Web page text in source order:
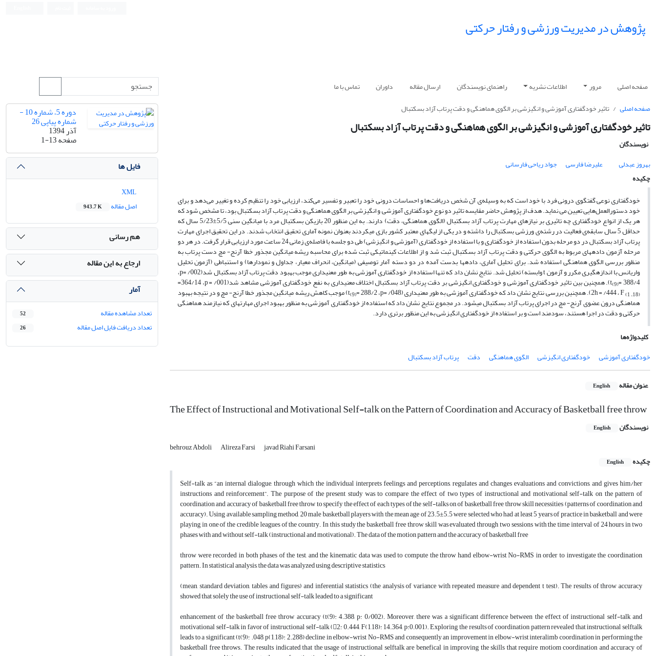
پژوهش در مدیریت ورزشی و رفتار حرکتی
صفحه اصلی مرور اطلاعات نشریه راهنمای نویسندگان ارسال مقاله داوران
تماس با ما
صفحه اصلی
تاثیر خودگفتاری آموزشی و انگیزشی بر الگوی هماهنگی و دقت پرتاب آزاد بسکتبال
تاثیر خودگفتاری آموزشی و انگیزشی بر الگوی هماهنگی و دقت پرتاب آزاد بسکتبال
نویسندگان
بهروز عبدلی
علیرضا فارسی
جواد ریاحی فارسانی
چکیده
خودگفتاری نوعی گفتگوی درونی فرد با خود است که به وسیله‌ی آن شخص دریافت‌ها و احساسات درونی خود را تعبیر و تفسیر می‌کند، ارزیابی خود را تنظیم کرده و تغییر می‌دهد و برای
خود دستورالعمل‌هایی تعیین می نماید. هدف از پژوهش حاضر مقایسه تاثیر دو نوع خودگفتاری آموزشی و انگیزشی بر الگوی هماهنگی و دقت پرتاب آزاد بسکتبال بود، تا مشخص شود که
هر یک از انواع خودگفتاری چه تاثیری بر نیاز‌های مهارت پرتاب آزاد بسکتبال (الگوی هماهنگی، دقت) دارند. به این منظور 20 بازیکن بسکتبال مرد با میانگین سنی 5/5±5/23 سال که
حداقل 5 سال سابقه‌‌ی فعالیت در رشته‌‌ی ورزشی بسکتبال را داشته و در یکی از لیگ­های معتبر کشور بازی می­کردند بعنوان نمونه آماری تحقیق انتخاب ‌شدند. در این تحقیق اجرای مهارت‌
پرتاب آزاد بسکتبال در دو مرحله بدون استفاده از خودگفتاری و با استفاده از خودگفتاری (آموزشی و انگیزشی) طی دو جلسه با فاصله‌‌ی زمانی 24 ساعت مورد ارزیابی قرار گرفت. در هر دو
مرحله آزمون داده­های مربوط به الگوی حرکتی و دقت پرتاب آزاد بسکتبال ثبت شد و از اطلاعات کینماتیکی ثبت شده برای محاسبه ریشه میانگین مجذور خطا آرنج- مچ دست پرتاب به
منظور بررسی الگوی هماهنگی استفاده شد. برای تحلیل آماری، داده­ها بدست آمده در دو دسته آمار توصیفی (میانگین، انحراف معیار، جداول و نمودارها) و استنباطی (آزمون تحلیل
واریانس با اندازه­گیری مکرر و آزمونtوابسته) تحلیل شد. نتایج نشان داد که تنها استفاده از خودگفتاری آموزشی به طور معنی­داری موجب بهبود دقت پرتاب آزاد بسکتبال شد(002/ p=،
388/4
=
(9)
t). همچنین بین تاثیر خودگفتاری آموزشی و خودگفتاری انگیزشی بر دقت پرتاب آزاد بسکتبال اختلاف معنی­داری به نفع خودگفتاری آموزشی مشاهد شد(001/ =
p، 364/14=
(18، 1) F، 444/ =
h
2). همچنین بررسی نتایج نشان داد که خودگفتاری آموزشی به طور معنی­داری (048/ p=، 288/2 =
(9)
t) موجب کاهش ریشه میانگین مجذور خطا آرنج- مچ و در نتیجه بهبود
هماهنگی درون عضوی آرنج- مچ در اجرای پرتاب آزاد بسکتبال می­شود. در مجموع نتایج نشان داد که استفاده از خودگفتاری آموزشی به منظور بهبود اجرای مهارت­های که نیازمند هماهنگی
حرکتی و دقت در اجرا هستند، سودمند است و بر استفاده از خودگفتاری انگیزشی به این منظور برتری دارد.
کلیدواژه‌ها
خودگفتاری آموزشی
خودگفتاری انگیزشی الگوی هماهنگی دقت پرتاب آزاد بسکتبال
عنوان مقاله English
The Effect of Instructional and Motivational Self-talk on the Pattern of Coordination and Accuracy of Basketball free throw
نویسندگان English
behrouz Abdoli Alireza Farsi
javad Riahi Farsani
چکیده
English
Self-talk as “an internal dialogue, through which the individual interprets feelings and perceptions, regulates and changes evaluations and convictions, and gives him/her
instructions and reinforcement”. The purpose of the present study was to compare the effect of two types of instructional and motivational self-talk on the pattern of
coordination and accuracy of basketball free throw to specify the effect of each types of the self-talks on of basketball free throw skill necessities (patterns of coordination and
accuracy). Using available sampling method, 20 male basketball players with the mean age of 23.5±5.5 were selected who had at least 5 years of practice in basketball and were
playing in one of the credible leagues of the country. In this study the basketball free throw skill was evaluated through two sessions with the time interval of 24 hours in two
phases with and without self-talk (instructional and motivational). The data of the motion pattern and the accuracy of basketball free
throw were recorded in both phases of the test, and the kinematic data was used to compute the throw hand elbow-wrist No-RMS in order to investigate the coordination
pattern. In statistical analysis, the data was analyzed using descriptive statistics
(mean, standard deviation, tables and figures) and inferential statistics (the analysis of variance with repeated measure and dependent t test). The results of throw accuracy
showed that solely the use of instructional self-talk leaded to a significant
enhancement of the basketball free throw accuracy (t(9): 4.388, p: 0/002). Moreover, there was a significant difference between the effect of instructional self-talk and
motivational self-talk in favor of instructional self-talk (2: 0.444, F(1,18): 14.364, p:0.001). Exploring the results of coordination pattern revealed that instructional selftalk
leads to a significant (t(9): .048, p(1,18): 2.288) decline in elbow-wrist No-RMS and consequently an improvement in elbow-wrist interalimb coordination in performing the
basketball free throws. The results indicated that the usage of instructional selftalk are benefical in improving the skills that require motiom coordination and accuracy of
دوره 5، شماره 10 -
شماره پیاپی 26
آذر 1394
صفحه1-13
فایل ها
اصل مقاله
943.7 K
هم رسانی
ارجاع به این مقاله
آمار
تعداد مشاهده مقاله 52
تعداد دریافت فایل اصل مقاله 26